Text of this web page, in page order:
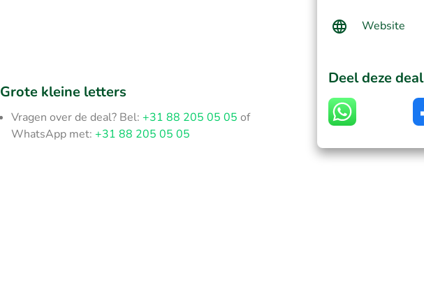
Grote kleine letters
Vragen over de deal? Bel:+31 88 205 05 05 of
WhatsApp met:+31 88 205 05 05
Website
Deel deze deal